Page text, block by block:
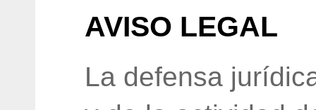
AVISO LEGAL
La defensa